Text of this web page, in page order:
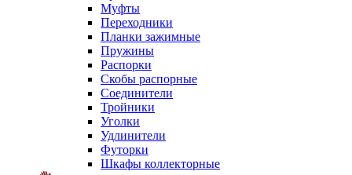
Муфты
Переходники
Планки зажимные
Пружины
Распорки
Скобы распорные
Соединители
Тройники
Уголки
Удлинители
Футорки
Шкафы коллекторные